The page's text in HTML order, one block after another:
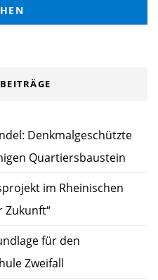
Denkmalgeschützte
Quartiersbaustein
im Rheinischen
Zukunft“
für den
Zweifall